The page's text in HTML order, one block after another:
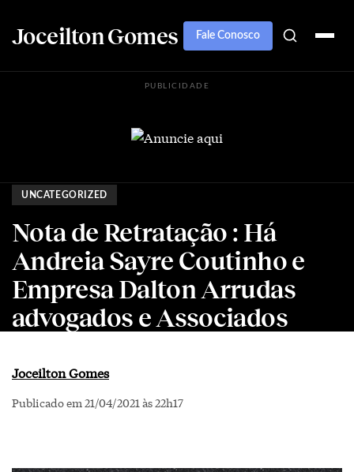
Joceilton Gomes Fale Conosco
PUBLICIDADE
UNCATEGORIZED
Nota de Retratação : Há
Andreia Sayre Coutinho e
Empresa Dalton Arrudas
advogados e Associados
Joceilton Gomes
Publicado em 21/04/2021 às 22h17